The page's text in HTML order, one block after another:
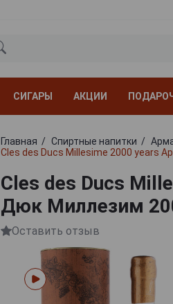
СИГАРЫ АКЦИИ
Главная Спиртные напитки
Cles des Ducs Millesime 2000 years
Cles des Ducs
Дюк Миллезим
Оставить отзыв